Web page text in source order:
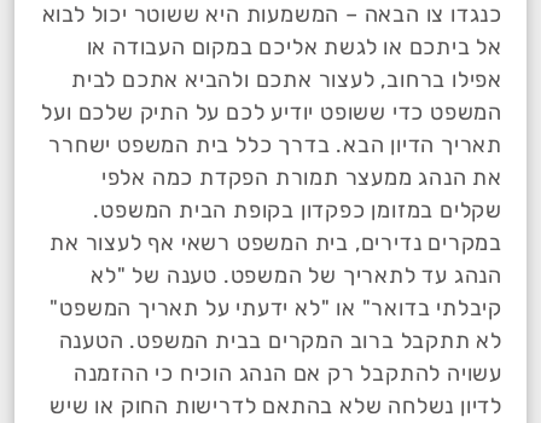
כנגדו צו הבאה – המשמעות היא ששוטר יכול לבוא
אל ביתכם או לגשת אליכם במקום העבודה או
אפילו ברחוב, לעצור אתכם ולהביא אתכם לבית
המשפט כדי ששופט יודיע לכם על התיק שלכם ועל
תאריך הדיון הבא. בדרך כלל בית המשפט ישחרר
את הנהג ממעצר תמורת הפקדת כמה אלפי
שקלים במזומן כפקדון בקופת הבית המשפט.
במקרים נדירים, בית המשפט רשאי אף לעצור את
הנהג עד לתאריך של המשפט. טענה של "לא
קיבלתי בדואר" או "לא ידעתי על תאריך המשפט"
לא תתקבל ברוב המקרים בבית המשפט. הטענה
עשויה להתקבל רק אם הנהג הוכיח כי ההזמנה
לדיון נשלחה שלא בהתאם לדרישות החוק או שיש